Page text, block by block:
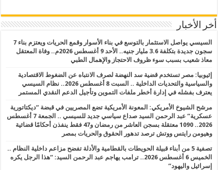
أخر الأخبار
السيسي يواصل الاستثمار بالتوسع في بناء الأسوار وقمع الحريات ويعتزم بناء 7
سجون جديدة بتكلفة 3.6 مليار جنيه.. الأحد 9 أغسطس 2026م.. وفاة المعتقل
معاذ شعيب بسبب سوء ظروف الاحتجاز والإهمال الطبي
إثيوبيا: مصر تستخدم قضية سد النهضة لصرف الانتباه عن الضغوط الاقتصادية
والسياسية والتحديات الداخلية .. السبت 8 أغسطس 2026.. نظام السيسي
يعترف بفشله في إدارة أخطر ملفات التموين وتأجيل الدعم النقدي المستمر
مرشح الشيوخ الأمريكي: المعونة الأمريكية تضع المصريين في قبضة “ديكتاتورية
عسكرية” عبد الرحمن السيد صداع سياسي جديد للسيسي .. الجمعة 7 أغسطس
2026.. 1090 معتقلة بسجن العاشر من رمضان و47 فقط ينفذن أحكامًا قضائية
وهيومن رايتس ووتش ترصد تدهور الحقوق والحريات بمصر
تصفية 5 من أبناء قبيلة الحويطات بالقطامية والأدلة تفضح مزاعم داخلية النظام ..
الخميس 6 أغسطس 2026.. ترامب يهاجم عبد الرحمن السيد: “هذا الرجل يكره
إسرائيل واليهود”